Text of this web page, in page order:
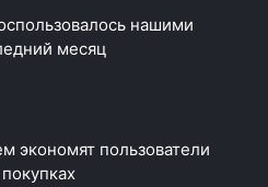
нашими
месяц
экономят пользователи